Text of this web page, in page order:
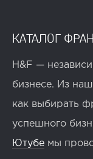
КАТАЛОГ
H&F —
бизнесе. Из
как выбирать
успешного
Ютубе мы